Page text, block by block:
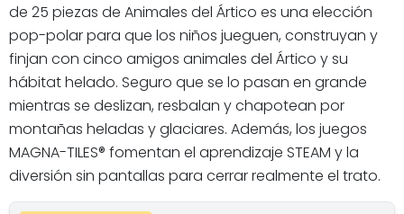
de 25 piezas de Animales del Ártico es una elección
pop-polar para que los niños jueguen, construyan y
finjan con cinco amigos animales del Ártico y su
hábitat helado. Seguro que se lo pasan en grande
mientras se deslizan, resbalan y chapotean por
montañas heladas y glaciares. Además, los juegos
MAGNA-TILES® fomentan el aprendizaje STEAM y la
diversión sin pantallas para cerrar realmente el trato.